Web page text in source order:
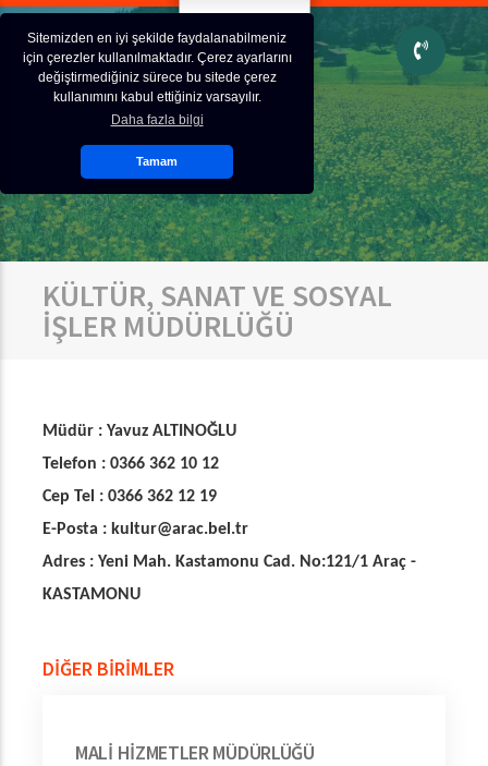
Sitemizden en iyi şekilde faydalanabilmeniz
için çerezler kullanılmaktadır. Çerez ayarlarını
değiştirmediğiniz sürece bu sitede çerez
kullanımını kabul ettiğiniz varsayılır.
Daha fazla bilgi
Tamam
KÜLTÜR, SANAT VE SOSYAL
İŞLER MÜDÜRLÜĞÜ
Müdür : Yavuz ALTINOĞLU
Telefon : 0366 362 10 12
Cep Tel : 0366 362 12 19
E-Posta : kultur@arac.bel.tr
Adres : Yeni Mah. Kastamonu Cad. No:121/1 Araç -
KASTAMONU
DİĞER BİRİMLER
MALİ HİZMETLER MÜDÜRLÜĞÜ